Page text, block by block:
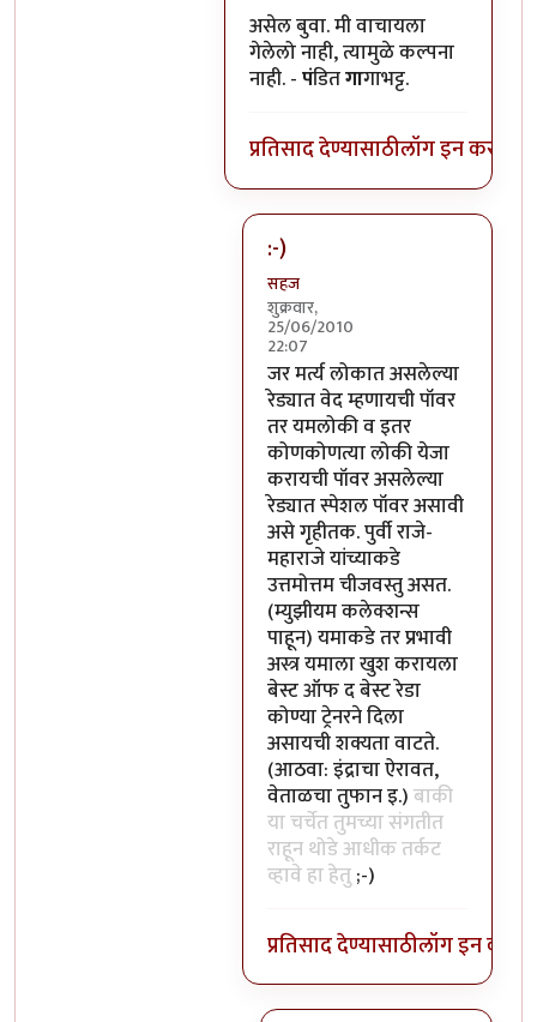
असेल बुवा. मी वाचायला
गेलेलो नाही, त्यामुळे कल्पना
नाही. -पंडितगागाभट्ट.
प्रतिसाद देण्यासाठीलॉग इन करा
:-)
सहज
शुक्रवार,
25/06/2010
22:07
In reply to-१byपंगा
जर मर्त्य लोकात असलेल्या
रेड्यात वेद म्हणायची पॉवर
तर यमलोकी व इतर
कोणकोणत्या लोकी येजा
करायची पॉवर असलेल्या
रेड्यात स्पेशल पॉवर असावी
असे गृहीतक. पुर्वी राजे-
महाराजे यांच्याकडे
उत्तमोत्तम चीजवस्तु असत.
(म्युझीयम कलेक्शन्स
पाहून) यमाकडे तर प्रभावी
अस्त्र यमाला खुश करायला
बेस्ट ऑफ द बेस्ट रेडा
कोण्या ट्रेनरने दिला
असायची शक्यता वाटते.
(आठवा: इंद्राचा ऐरावत,
वेताळचा तुफान इ.)बाकी
या चर्चेत तुमच्या संगतीत
राहून थोडे आधीक तर्कट
व्हावे हा हेतु;-)
प्रतिसाद देण्यासाठीलॉग इन करा